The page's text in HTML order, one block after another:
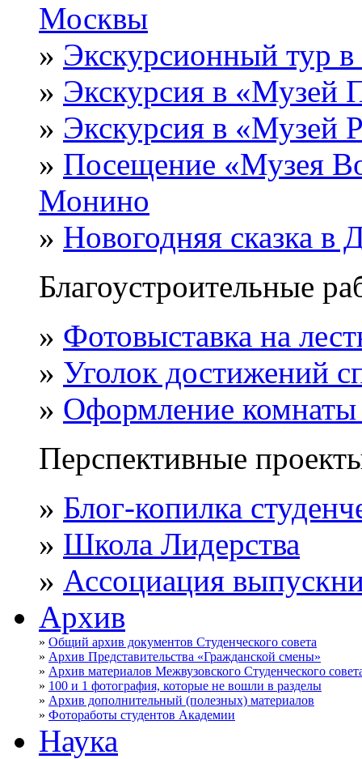
Москвы
» Экскурсионный тур
» Экскурсия в «Музей
» Экскурсия в «Музей
» Посещение «Музея
Монино
» Новогодняя сказка в
Благоустроительные
» Фотовыставка на
» Уголок достижений
» Оформление комнаты
Перспективные
» Блог-копилка
» Школа Лидерства
» Ассоциация
Архив
» Общий архив документов Студенческого совета
» Архив Представительства «Гражданской смены»
» Архив материалов Межвузовского Студенческого
» 100 и 1 фотография, которые не вошли в разделы
» Архив дополнительный (полезных) материалов
» Фотоработы студентов Академии
Наука